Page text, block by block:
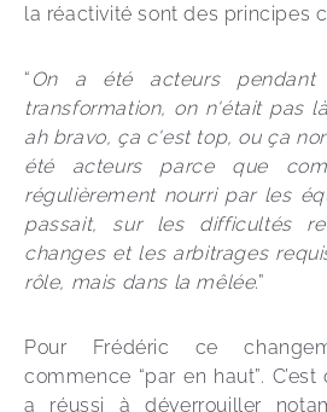
la réactivité sont des principes
“ On a été acteurs
transformation, on n'était pas
ah bravo, ça c'est top, ou ça
été acteurs parce que
régulièrement nourri par les
passait, sur les difficultés
changes et les arbitrages
rôle, mais dans la mêlée.”
Pour Frédéric ce
commence “par en haut”.
a réussi à déverrouiller